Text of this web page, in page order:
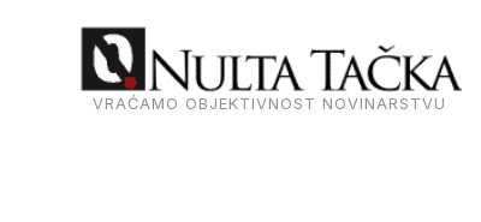
VRAĆAMO OBJEKTIVNOST NOVINARSTVU